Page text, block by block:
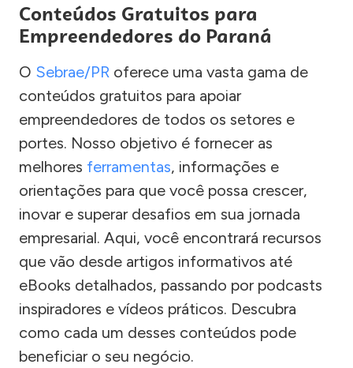
Conteúdos Gratuitos para
Empreendedores do Paraná
O Sebrae/PR oferece uma vasta gama de
conteúdos gratuitos para apoiar
empreendedores de todos os setores e
portes. Nosso objetivo é fornecer as
melhores ferramentas, informações e
orientações para que você possa crescer,
inovar e superar desafios em sua jornada
empresarial. Aqui, você encontrará recursos
que vão desde artigos informativos até
eBooks detalhados, passando por podcasts
inspiradores e vídeos práticos. Descubra
como cada um desses conteúdos pode
beneficiar o seu negócio.